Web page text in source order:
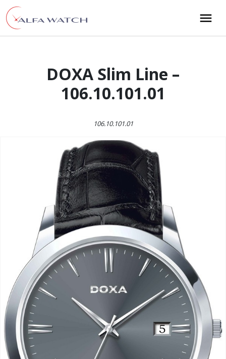
Przejdź do treści
Main Navigation
DOXA Slim Line –
106.10.101.01
106.10.101.01